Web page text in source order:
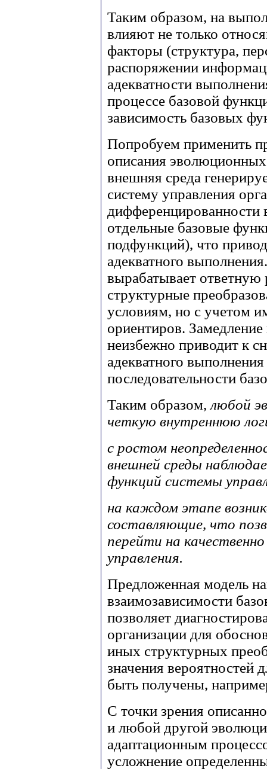
Таким образом, на
влияют не только
факторы (структура,
распоряжении
адекватности
процессе базовой
зависимость базовых
Попробуем применить
описания
внешняя среда
систему управления
отдельные базовые
подфункций), что
адекватного
вырабатывает
структурные
условиям, но с учетом
ориентиров.
неизбежно приводит к
адекватного
последовательности
Таким образом,любой
четкую внутреннюю
с ростом
внешней среды
функций системы
на каждом этапе
составляющие, что
перейти на
управления.
Предложенная модель
взаимозависимости
позволяет
организации для
иных структурных
значения вероятностей
быть получены,
С точки зрения
и любой другой
адаптационным
усложнение